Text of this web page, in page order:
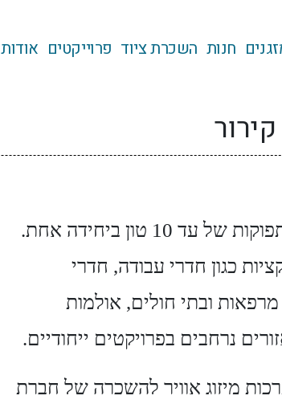
חנות השכרת ציוד פרוייקטים אודות
השכרת מזגנים תעשייתיים בתפוקות של עד 10 טון ביחידה אחת.
כגון חדרי עבודה, חדרי
ובתי חולים, אולמות
נרחבים בפרויקטים ייחודיים.
מיזוג אוויר להשכרה של חברת